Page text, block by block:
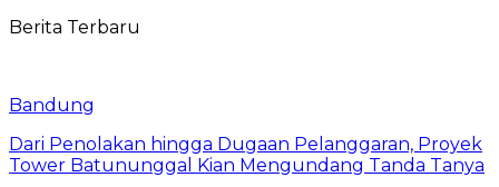
Berita Terbaru
Bandung
Dari Penolakan hingga Dugaan Pelanggaran, Proyek
Tower Batununggal Kian Mengundang Tanda Tanya